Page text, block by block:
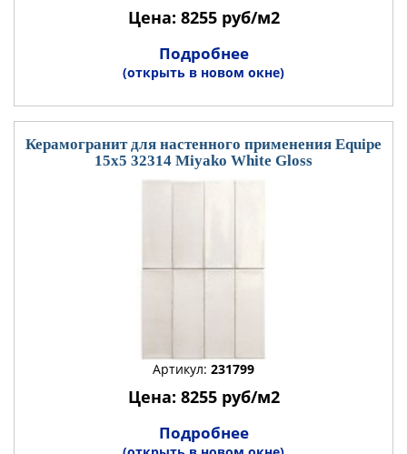
Цена: 8255 руб/м2
Подробнее
(открыть в новом окне)
Керамогранит для настенного применения Equipe
15x5 32314 Miyako White Gloss
Артикул: 231799
Цена: 8255 руб/м2
Подробнее